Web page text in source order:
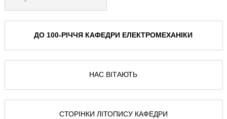
ДО 100-РІЧЧЯ КАФЕДРИ ЕЛЕКТРОМЕХАНІКИ
НАС ВІТАЮТЬ
СТОРІНКИ ЛІТОПИСУ КАФЕДРИ